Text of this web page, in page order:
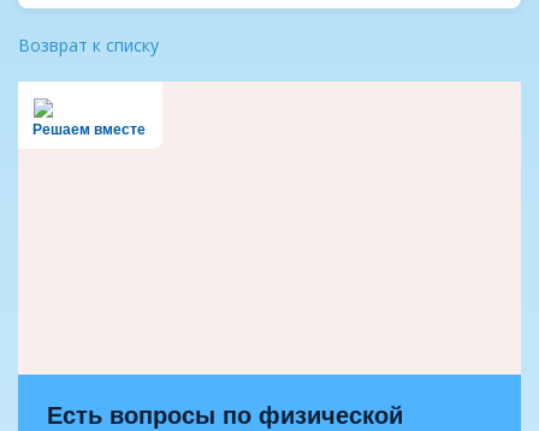
Возврат к списку
Решаем вместе
Есть вопросы по физической